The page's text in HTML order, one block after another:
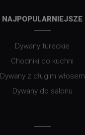
NAJPOPULARNIEJSZE
Dywany tureckie
Chodniki do kuchni
Dywany z długim włosem
Dywany do salonu